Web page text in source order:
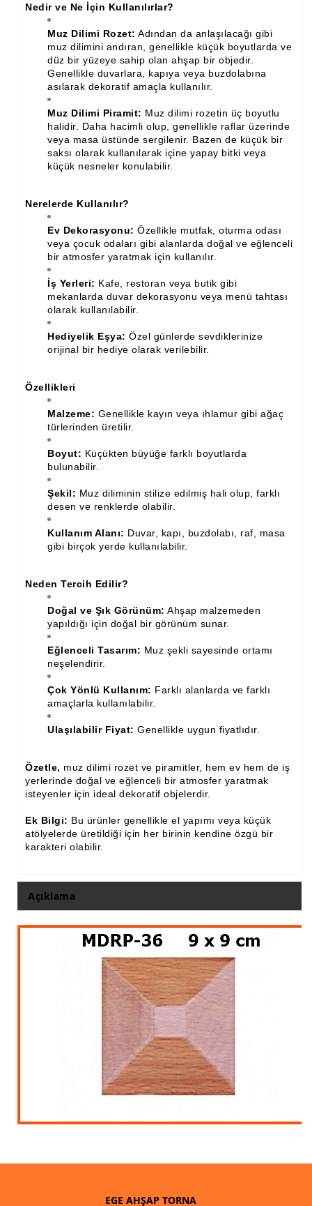
Kapı ve Çerçeve Çıtaları
Kartonpiyer Kapı Vitrin Çıtaları
Kartonpiyer Vitrin Çıtaları
Kontra Mdf Cnc Seperatör
Kontraplak Aplik İmalatı Modelleri
Köşe ve Kartonpiyer Profilleri
Lambri Kapı Yayları
Masif Oymalı Modeller
Masif Üzeri Cnc Yazı, Desen, Logo İşleme
Ahşap Merdiven Küpeşte Korkuluk İmalatı
Muz Dilimi Rozet, Piramit İmalatı, Modelleri
Ahşap Oymalı Dekoratif Köşe İmalatı, Modelleri
Ahşap Korniş Modelleri
Havalı ve Estetik Dekoratif Ürün İmalatı, Modelleri
Ham Ahşap Avangard Dolap Koltuk Ayak İmalatı Modelleri
Ham Ahşap Avangard Masa Ayakları İmalatı Modelleri
Ham Ahşap Avangard Sehpa, Sandalye, Puf Ayakları İmalatı,
Modell
Nedir ve Ne İçin Kullanılırlar?
Muz Dilimi Rozet: Adından da anlaşılacağı gibi
muz dilimini andıran, genellikle küçük boyutlarda ve
düz bir yüzeye sahip olan ahşap bir objedir.
Genellikle duvarlara, kapıya veya buzdolabına
asılarak dekoratif amaçla kullanılır.
Muz Dilimi Piramit: Muz dilimi rozetin üç boyutlu
halidir. Daha hacimli olup, genellikle raflar üzerinde
veya masa üstünde sergilenir. Bazen de küçük bir
saksı olarak kullanılarak içine yapay bitki veya
küçük nesneler konulabilir.
Nerelerde Kullanılır?
Ev Dekorasyonu: Özellikle mutfak, oturma odası
veya çocuk odaları gibi alanlarda doğal ve eğlenceli
bir atmosfer yaratmak için kullanılır.
İş Yerleri: Kafe, restoran veya butik gibi
mekanlarda duvar dekorasyonu veya menü tahtası
olarak kullanılabilir.
Hediyelik Eşya: Özel günlerde sevdiklerinize
orijinal bir hediye olarak verilebilir.
Özellikleri
Malzeme: Genellikle kayın veya ıhlamur gibi ağaç
türlerinden üretilir.
Boyut: Küçükten büyüğe farklı boyutlarda
bulunabilir.
Şekil: Muz diliminin stilize edilmiş hali olup, farklı
desen ve renklerde olabilir.
Kullanım Alanı: Duvar, kapı, buzdolabı, raf, masa
gibi birçok yerde kullanılabilir.
Neden Tercih Edilir?
Doğal ve Şık Görünüm: Ahşap malzemeden
yapıldığı için doğal bir görünüm sunar.
Eğlenceli Tasarım: Muz şekli sayesinde ortamı
neşelendirir.
Çok Yönlü Kullanım: Farklı alanlarda ve farklı
amaçlarla kullanılabilir.
Ulaşılabilir Fiyat: Genellikle uygun fiyatlıdır.
Özetle, muz dilimi rozet ve piramitler, hem ev hem de iş
yerlerinde doğal ve eğlenceli bir atmosfer yaratmak
isteyenler için ideal dekoratif objelerdir.
Ek Bilgi: Bu ürünler genellikle el yapımı veya küçük
atölyelerde üretildiği için her birinin kendine özgü bir
karakteri olabilir.
Açıklama
EGE AHŞAP TORNA